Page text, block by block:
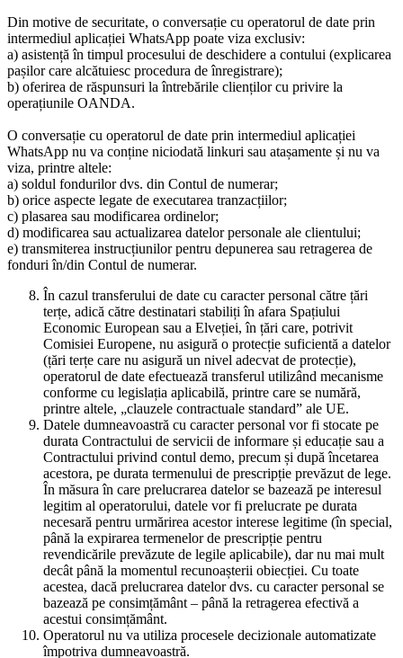
Din motive de securitate, o conversație cu operatorul de date prin
intermediul aplicației WhatsApp poate viza exclusiv:
a) asistență în timpul procesului de deschidere a contului (explicarea
pașilor care alcătuiesc procedura de înregistrare);
b) oferirea de răspunsuri la întrebările clienților cu privire la
operațiunile OANDA.
O conversație cu operatorul de date prin intermediul aplicației
WhatsApp nu va conține niciodată linkuri sau atașamente și nu va
viza, printre altele:
a) soldul fondurilor dvs. din Contul de numerar;
b) orice aspecte legate de executarea tranzacțiilor;
c) plasarea sau modificarea ordinelor;
d) modificarea sau actualizarea datelor personale ale clientului;
e) transmiterea instrucțiunilor pentru depunerea sau retragerea de
fonduri în/din Contul de numerar.
În cazul transferului de date cu caracter personal către țări
terțe, adică către destinatari stabiliți în afara Spațiului
Economic European sau a Elveției, în țări care, potrivit
Comisiei Europene, nu asigură o protecție suficientă a datelor
(țări terțe care nu asigură un nivel adecvat de protecție),
operatorul de date efectuează transferul utilizând mecanisme
conforme cu legislația aplicabilă, printre care se numără,
printre altele, „clauzele contractuale standard” ale UE.
Datele dumneavoastră cu caracter personal vor fi stocate pe
durata Contractului de servicii de informare și educație sau a
Contractului privind contul demo, precum și după încetarea
acestora, pe durata termenului de prescripție prevăzut de lege.
În măsura în care prelucrarea datelor se bazează pe interesul
legitim al operatorului, datele vor fi prelucrate pe durata
necesară pentru urmărirea acestor interese legitime (în special,
până la expirarea termenelor de prescripție pentru
revendicările prevăzute de legile aplicabile), dar nu mai mult
decât până la momentul recunoașterii obiecției. Cu toate
acestea, dacă prelucrarea datelor dvs. cu caracter personal se
bazează pe consimțământ – până la retragerea efectivă a
acestui consimțământ.
Operatorul nu va utiliza procesele decizionale automatizate
împotriva dumneavoastră.